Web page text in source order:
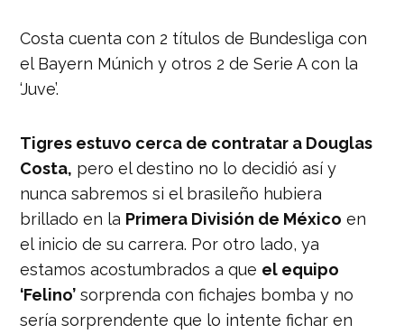
Costa cuenta con 2 títulos de Bundesliga con
el Bayern Múnich y otros 2 de Serie A con la
‘Juve’.
Tigres estuvo cerca de contratar a Douglas
Costa, pero el destino no lo decidió así y
nunca sabremos si el brasileño hubiera
brillado en la Primera División de México en
el inicio de su carrera. Por otro lado, ya
estamos acostumbrados a que el equipo
‘Felino’ sorprenda con fichajes bomba y no
sería sorprendente que lo intente fichar en